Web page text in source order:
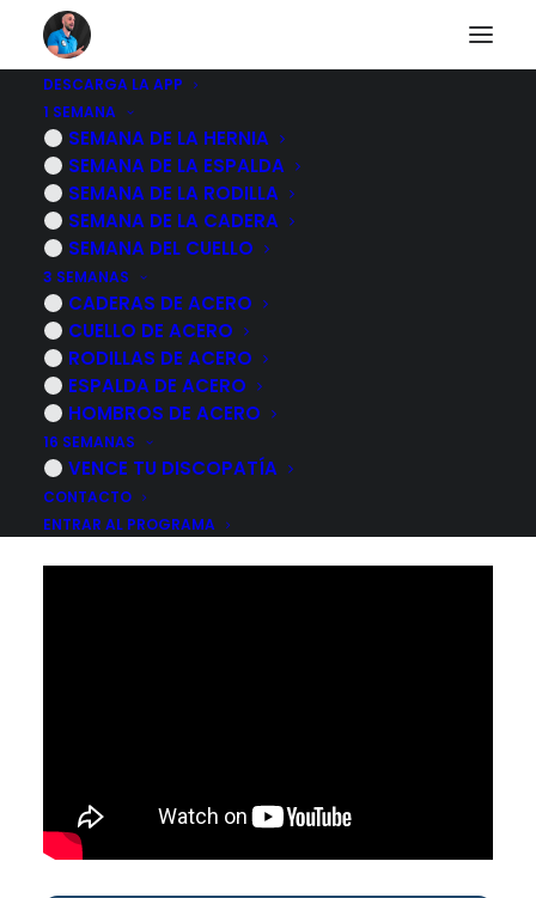
DESCARGA LA APP
1 SEMANA
SEMANA DE LA HERNIA
SEMANA DE LA ESPALDA
SEMANA DE LA RODILLA
SEMANA DE LA CADERA
SEMANA DEL CUELLO
3 SEMANAS
CADERAS DE ACERO
CUELLO DE ACERO
RODILLAS DE ACERO
ESPALDA DE ACERO
HOMBROS DE ACERO
16 SEMANAS
VENCE TU DISCOPATÍA
CONTACTO
ENTRAR AL PROGRAMA
6 SENTADILLAS que
hasta tu ABUELA
podría hacer (y
FORTALECEN tus
RODILLAS)
26 MARZO, 2025 | POR